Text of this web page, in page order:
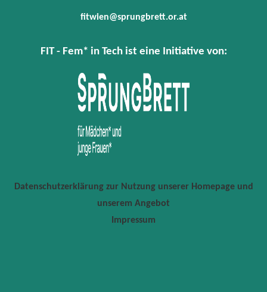
fitwien@sprungbrett.or.at
FIT - Fem* in Tech ist eine Initiative von:
Datenschutzerklärung zur Nutzung unserer Homepage und
unserem Angebot
Impressum